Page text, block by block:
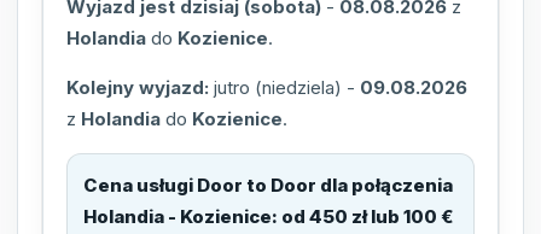
Wyjazd jest dzisiaj (sobota) - 08.08.2026 z
Holandia do Kozienice.
Kolejny wyjazd: jutro (niedziela) - 09.08.2026
z Holandia do Kozienice.
Cena usługi Door to Door dla połączenia
Holandia - Kozienice: od 450 zł lub 100 €